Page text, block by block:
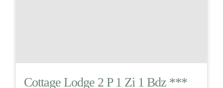
Cottage Lodge 2 P 1 Zi 1 Bdz ***